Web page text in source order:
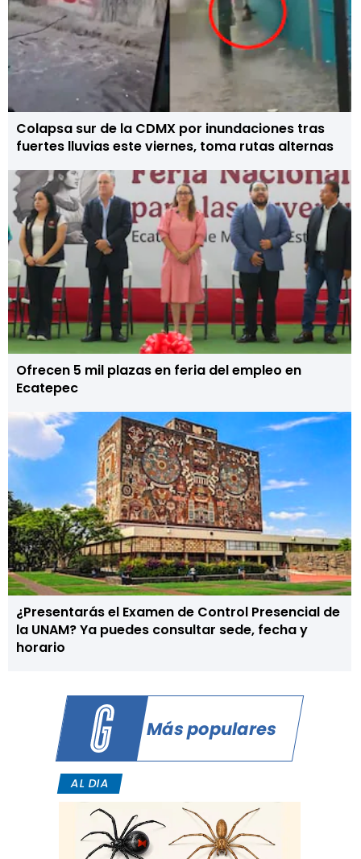
Colapsa sur de la CDMX por inundaciones tras
fuertes lluvias este viernes, toma rutas alternas
Ofrecen 5 mil plazas en feria del empleo en
Ecatepec
¿Presentarás el Examen de Control Presencial de
la UNAM? Ya puedes consultar sede, fecha y
horario
Más populares
AL DIA